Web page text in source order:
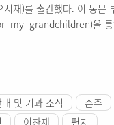
서재)를 출간했다. 이 동문
을 통
대 및 기과 소식 손주
이찬재 편지